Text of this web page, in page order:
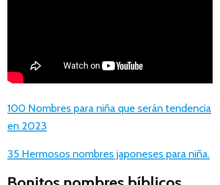
100 Nombres para niña que serán tendencia
en 2023
35 Hermosos nombres japoneses para niña.